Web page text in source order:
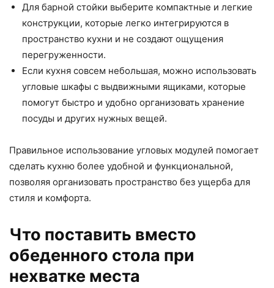
Для барной стойки выберите компактные и легкие
конструкции, которые легко интегрируются в
пространство кухни и не создают ощущения
перегруженности.
Если кухня совсем небольшая, можно использовать
угловые шкафы с выдвижными ящиками, которые
помогут быстро и удобно организовать хранение
посуды и других нужных вещей.
Правильное использование угловых модулей помогает
сделать кухню более удобной и функциональной,
позволяя организовать пространство без ущерба для
стиля и комфорта.
Что поставить вместо
обеденного стола при
нехватке места